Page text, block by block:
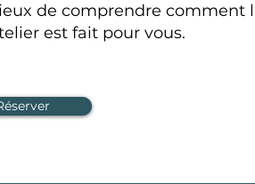
de comprendre comment
est fait pour vous.